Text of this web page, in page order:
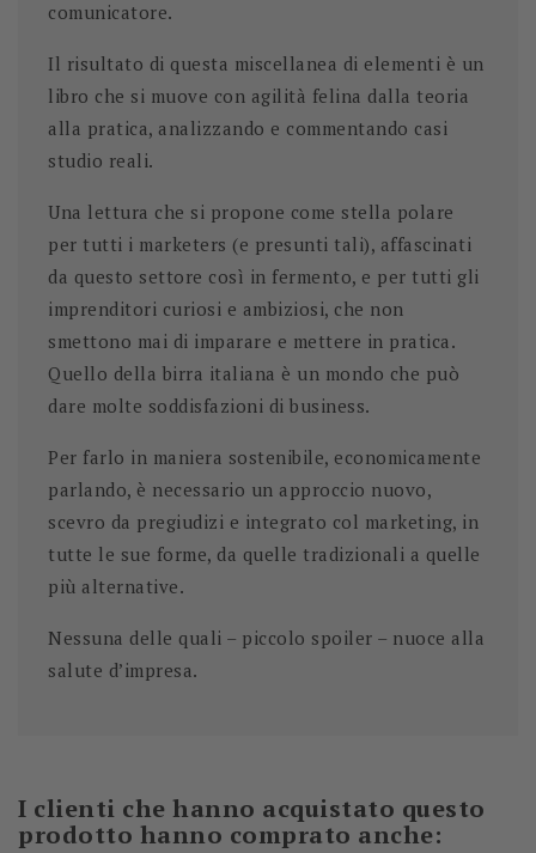
comunicatore.
Il risultato di questa miscellanea di elementi è un
libro che si muove con agilità felina dalla teoria
alla pratica, analizzando e commentando casi
studio reali.
Una lettura che si propone come stella polare
per tutti i marketers (e presunti tali), affascinati
da questo settore così in fermento, e per tutti gli
imprenditori curiosi e ambiziosi, che non
smettono mai di imparare e mettere in pratica.
Quello della birra italiana è un mondo che può
dare molte soddisfazioni di business.
Per farlo in maniera sostenibile, economicamente
parlando, è necessario un approccio nuovo,
scevro da pregiudizi e integrato col marketing, in
tutte le sue forme, da quelle tradizionali a quelle
più alternative.
Nessuna delle quali – piccolo spoiler – nuoce alla
salute d’impresa.
I clienti che hanno acquistato questo
prodotto hanno comprato anche: